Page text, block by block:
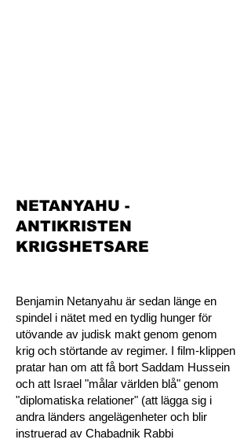
NETANYAHU -
ANTIKRISTEN
KRIGSHETSARE
Benjamin Netanyahu är sedan länge en
spindel i nätet med en tydlig hunger för
utövande av judisk makt genom genom
krig och störtande av regimer. I film-klippen
pratar han om att få bort Saddam Hussein
och att Israel "målar världen blå" genom
"diplomatiska relationer" (att lägga sig i
andra länders angelägenheter och blir
instruerad av Chabadnik Rabbi